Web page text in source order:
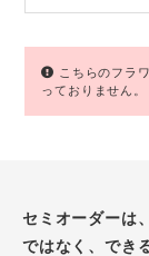
こちらのフラ
っておりません。
セミオーダーは
ではなく、でき